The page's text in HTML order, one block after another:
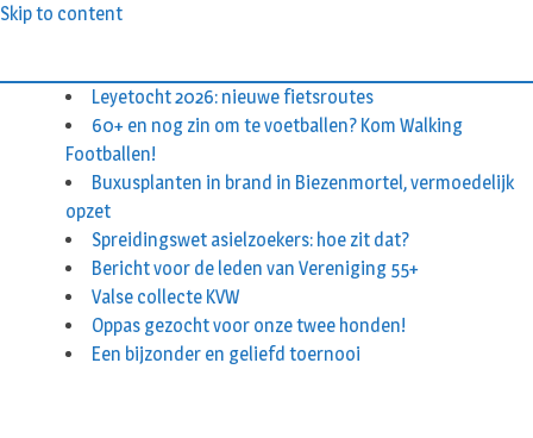
Skip to content
Leyetocht 2026: nieuwe fietsroutes
60+ en nog zin om te voetballen? Kom Walking
Footballen!
Buxusplanten in brand in Biezenmortel, vermoedelijk
opzet
Spreidingswet asielzoekers: hoe zit dat?
Bericht voor de leden van Vereniging 55+
Valse collecte KVW
Oppas gezocht voor onze twee honden!
Een bijzonder en geliefd toernooi